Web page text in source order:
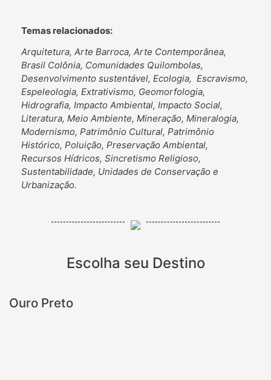
Temas relacionados:
Arquitetura, Arte Barroca, Arte Contemporânea,
Brasil Colônia, Comunidades Quilombolas,
Desenvolvimento sustentável, Ecologia, Escravismo,
Espeleologia, Extrativismo, Geomorfologia,
Hidrografia, Impacto Ambiental, Impacto Social,
Literatura, Meio Ambiente, Mineração, Mineralogia,
Modernismo, Patrimônio Cultural, Patrimônio
Histórico, Poluição, Preservação Ambiental,
Recursos Hídricos, Sincretismo Religioso,
Sustentabilidade, Unidades de Conservação e
Urbanização.
Escolha seu Destino
Ouro Preto